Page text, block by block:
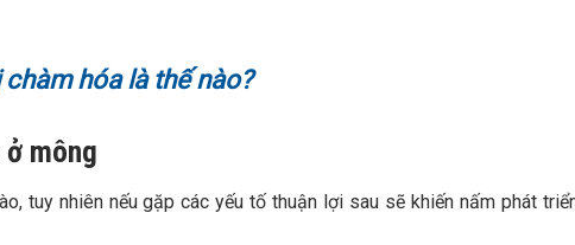
hóa là thế nào?
mông
tuy nhiên nếu gặp các yếu tố thuận lợi sau sẽ khiến nấm phát